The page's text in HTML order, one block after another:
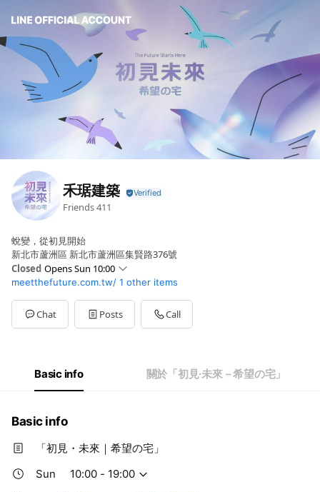
禾琚建築
Friends411
蛻變，從初見開始
新北市蘆洲區 新北市蘆洲區集賢路376號
Closed Opens Sun 10:00
Sun10:00 - 19:00
Mon10:00 - 19:00
Tue10:00 - 19:00
Wed10:00 - 19:00
10:00 - 19:00
meetthefuture.com.tw/ 1 other items
Chat Posts Call
Basic info 關於「初見∙未來－希望の宅」
Basic info
「初見・未來｜希望の宅」
Sun
10:00 - 19:00